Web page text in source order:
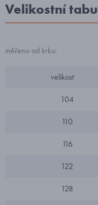
Velikostní
měřeno od krku:
velikost
104
110
116
122
128